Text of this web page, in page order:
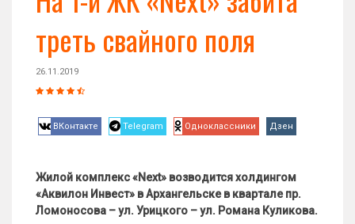
треть свайного поля
26.11.2019
ВКонтакте Telegram Одноклассники Дзен
Жилой комплекс «Next» возводится холдингом
«Аквилон Инвест» в Архангельске в квартале пр.
Ломоносова – ул. Урицкого – ул. Романа Куликова.